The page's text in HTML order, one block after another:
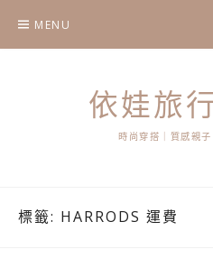
content
MENU
依娃旅
時尚穿搭｜質感親
標籤: HARRODS 運費